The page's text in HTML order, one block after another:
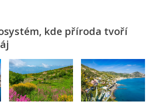
kde příroda tvoří